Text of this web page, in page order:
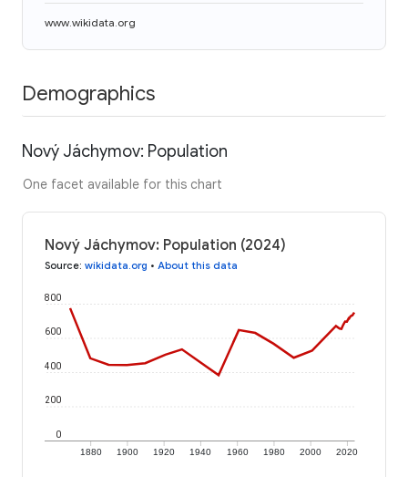
www.wikidata.org
Demographics
Nový Jáchymov: Population
One facet available for this chart
Nový Jáchymov: Population (2024)
Source: wikidata.org • About this data
1880 1900 1920 1940 1960 1980 2000 2020
0
200
400
600
800